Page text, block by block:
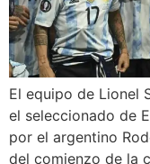
El equipo de Lionel
el seleccionado de
por el argentino
del comienzo de la